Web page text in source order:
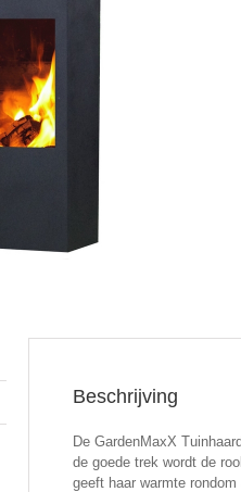
Beschrijving
De GardenMaxX
de goede trek wordt de
geeft haar warmte